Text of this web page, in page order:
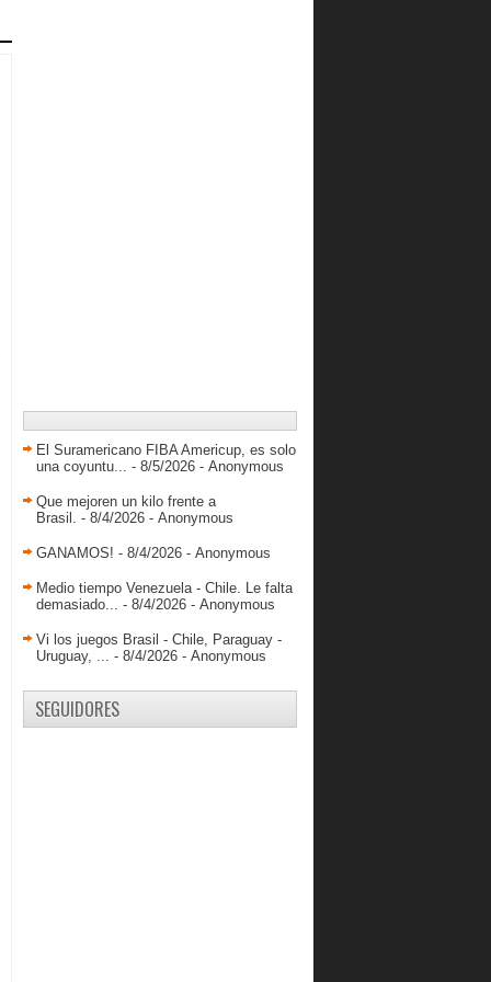
Bruno D’Adezzio lanzó su pagina
web para clubes y ...
Guaiqueríes gana fácil y sobrevive
Luis Bethelmy mantiene a Cocodrilos
Repechaje
Solo siete jugadores en la primera
práctica de la ...
Trotamundos vuelve a ganar en el
Marinos remontó de la mano de
Gregoy Vargas
El Suramericano FIBA Americup, es solo
una coyuntu... - 8/5/2026 - Anonymous
Que mejoren un kilo frente a
Brasil. - 8/4/2026 - Anonymous
GANAMOS! - 8/4/2026 - Anonymous
Medio tiempo Venezuela - Chile. Le falta
demasiado... - 8/4/2026 - Anonymous
Vi los juegos Brasil - Chile, Paraguay -
Uruguay, ... - 8/4/2026 - Anonymous
SEGUIDORES